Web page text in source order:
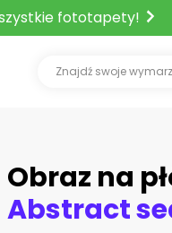
fototapety!
Obraz na